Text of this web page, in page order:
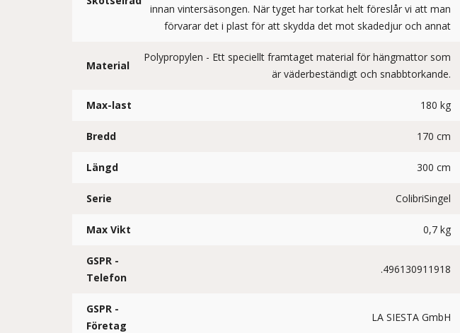
innan vintersäsongen. När tyget har torkat helt föreslår vi att man
förvarar det i plast för att skydda det mot skadedjur och annat
Material
Polypropylen - Ett speciellt framtaget material för hängmattor som
är väderbeständigt och snabbtorkande.
Max-last 180 kg
Bredd 170 cm
Längd 300 cm
Serie ColibriSingel
Max Vikt 0,7 kg
GSPR -
Telefon
.496130911918
GSPR -
Företag
LA SIESTA GmbH